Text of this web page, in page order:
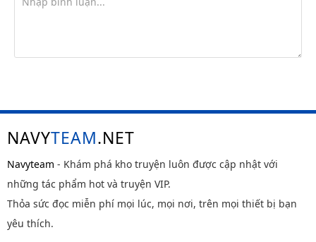
NAVYTEAM.NET
Navyteam - Khám phá kho truyện luôn được cập nhật với
những tác phẩm hot và truyện VIP.
Thỏa sức đọc miễn phí mọi lúc, mọi nơi, trên mọi thiết bị bạn
yêu thích.